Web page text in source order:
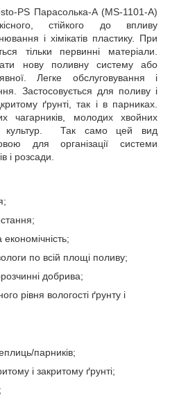
PS Парасолька-А (MS-1101-A)
стійкого до впливу
і хімікатів пластику. При
тільки первинні матеріали.
нову поливну систему або
Легке обслуговування і
Застосовується для поливу і
ґрунті, так і в парниках.
чагарників, молодих хвойних
культур. Так само цей вид
для організації системи
і розсади.
по всій площі поливу;
добрива;
рівня вологості ґрунту і
парників;
і закритому ґрунті;